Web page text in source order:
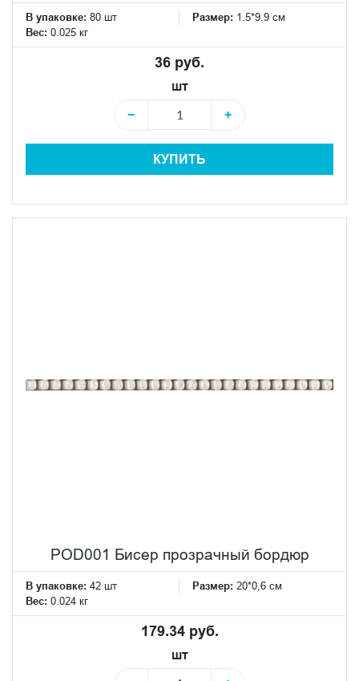
В упаковке: 80 шт Размер: 1.5*9.9 см
Вес: 0.025 кг
36 руб.
шт
−
+
КУПИТЬ
POD001 Бисер прозрачный бордюр
В упаковке: 42 шт Размер: 20*0,6 см
Вес: 0.024 кг
179.34 руб.
шт